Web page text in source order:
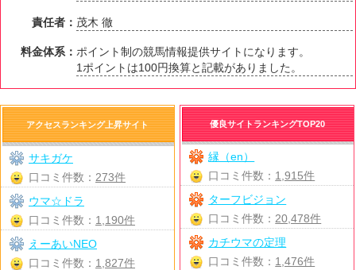
責任者： 茂木 徹
料金体系： ポイント制の競馬情報提供サイトになります。
1ポイントは100円換算と記載がありました。
優良サイトランキングTOP20
縁（en）
口コミ件数： 1,915件
ターフビジョン
口コミ件数： 20,478件
カチウマの定理
口コミ件数： 1,476件
アクセスランキング上昇サイト
サキガケ
口コミ件数： 273件
ウマ☆ドラ
口コミ件数： 1,190件
えーあいNEO
口コミ件数： 1,827件